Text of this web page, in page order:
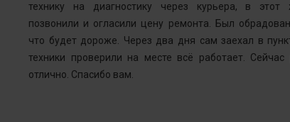
технику на диагностику через курьера, в
позвонили и огласили цену ремонта. Был
что будет дороже. Через два дня сам заехал в
техники проверили на месте всё работает. Сейчас
отлично. Спасибо вам.